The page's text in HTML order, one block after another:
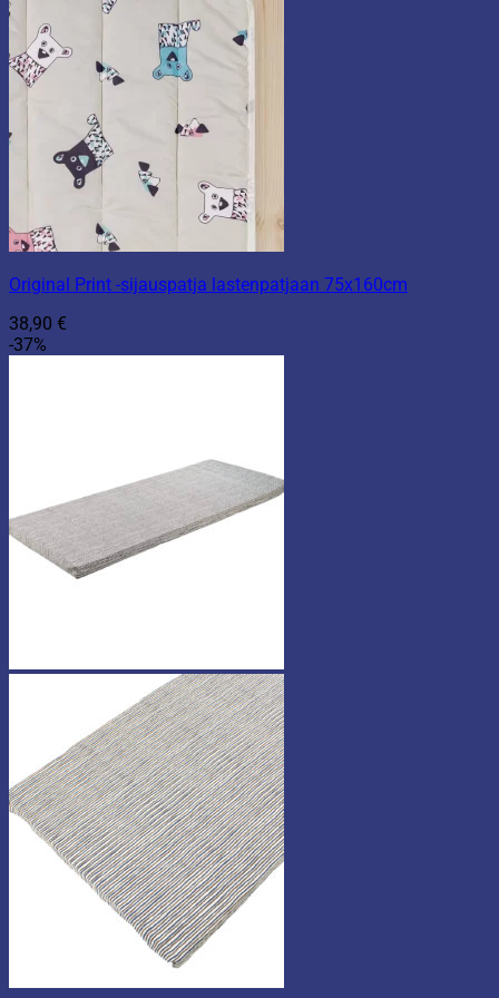
Original Print -sijauspatja lastenpatjaan 75x160cm
38,90 €
-37%